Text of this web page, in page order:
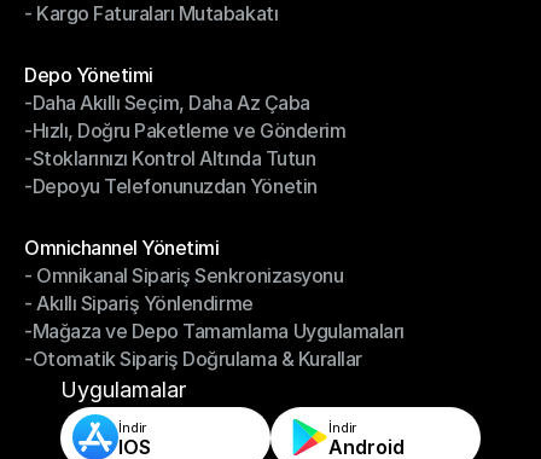
-Kargo Performans Yönetimi
- Kargo Faturaları Mutabakatı
Depo Yönetimi
Depo Yönetimi
-Daha Akıllı Seçim, Daha Az Çaba
-Daha Akıllı Seçim, Daha Az Çaba
-Hızlı, Doğru Paketleme ve Gönderim
-Hızlı, Doğru Paketleme ve Gönderim
-Stoklarınızı Kontrol Altında Tutun
-Stoklarınızı Kontrol Altında Tutun
-Depoyu Telefonunuzdan Yönetin
Omnichannel Yönetimi
Omnichannel Yönetimi
- Omnikanal Sipariş Senkronizasyonu
- Omnikanal Sipariş Senkronizasyonu
- Akıllı Sipariş Yönlendirme
- Akıllı Sipariş Yönlendirme
-Mağaza ve Depo Tamamlama Uygulamaları
-Mağaza ve Depo Tamamlama Uygulamaları
-Otomatik Sipariş Doğrulama & Kurallar
-Otomatik Sipariş Doğrulama & Kurallar
Uygulamalar
İndir
IOS
İndir
Android